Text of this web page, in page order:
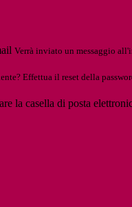
Verrà inviato un messaggio
Effettua il reset della
la casella di posta